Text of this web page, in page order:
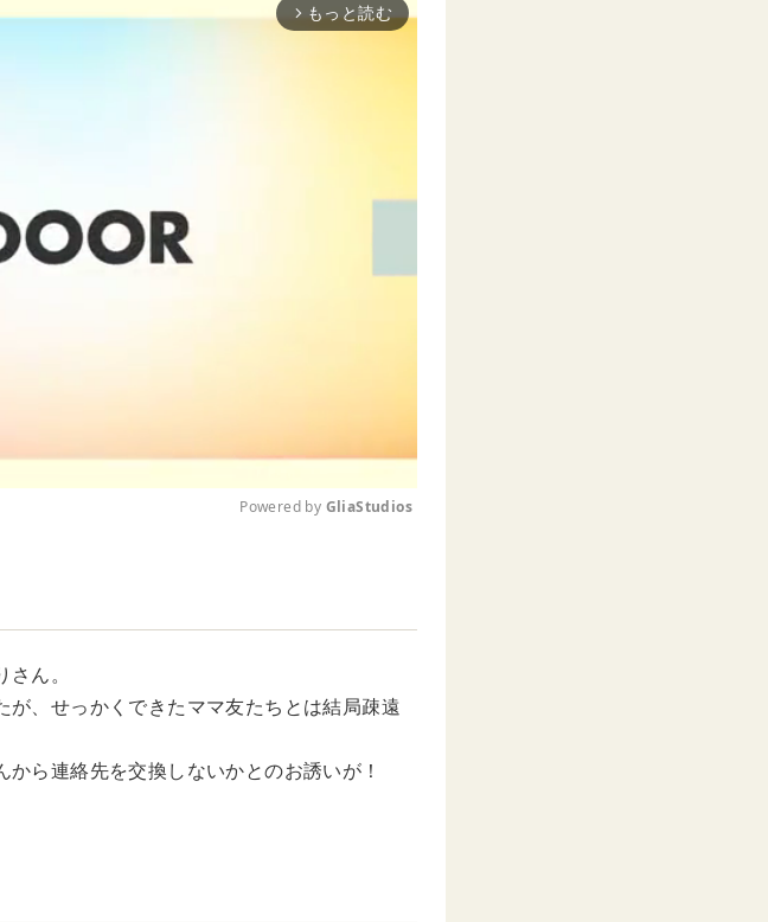
arrow_forward_ios もっと読む
t
Powered by GliaStudios
ん。
が、せっかくできたママ友たちとは結局疎遠
ら連絡先を交換しないかとのお誘いが！